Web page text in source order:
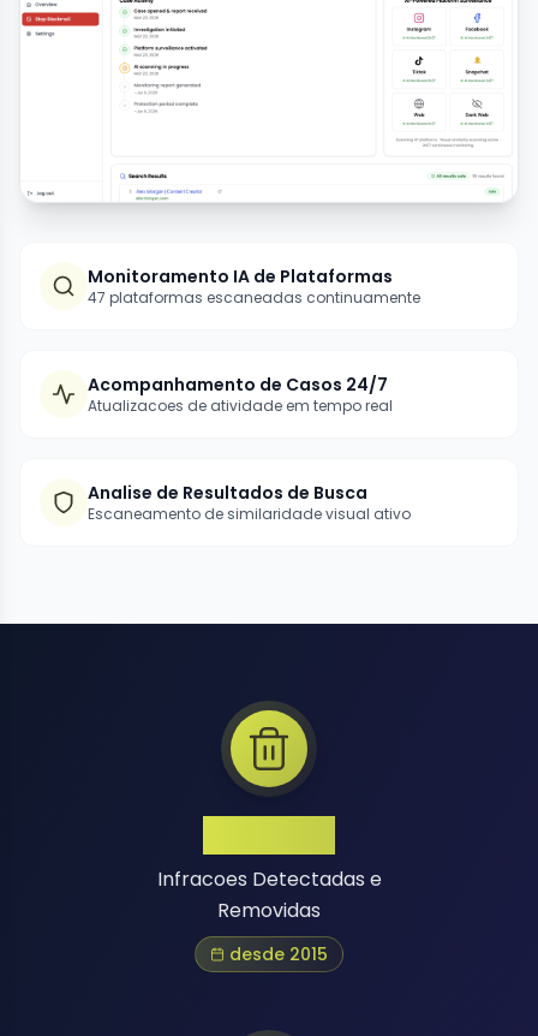
Monitoramento IA de Plataformas
47 plataformas escaneadas continuamente
Acompanhamento de Casos 24/7
Atualizacoes de atividade em tempo real
Analise de Resultados de Busca
Escaneamento de similaridade visual ativo
Infracoes Detectadas e
Removidas
desde 2015